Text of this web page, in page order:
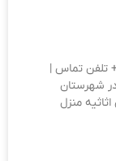
تلفن تماس |
شهرستان
منزل